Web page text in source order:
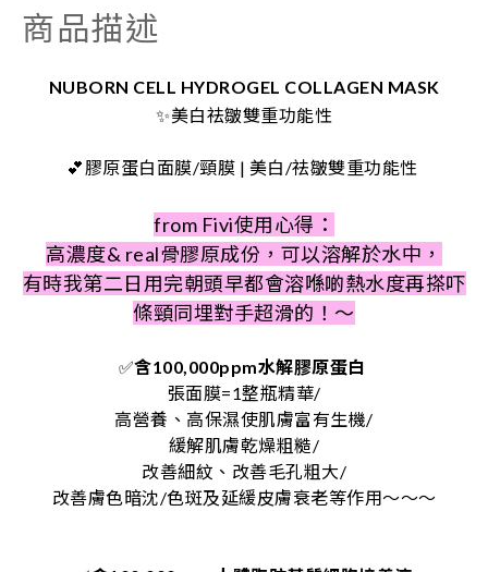
商品描述
NUBORN CELL HYDROGEL COLLAGEN MASK
✨美白祛皺雙重功能性
💕膠原蛋白面膜/頸膜 | 美白/祛皺雙重功能性
from Fivi使用心得：
高濃度& real骨膠原成份，可以溶解於水中，
有時我第二日用完朝頭早都會溶喺啲熱水度再搽吓
條頸同埋對手超滑的！～
✅含100,000ppm水解膠原蛋白
張面膜=1整瓶精華/
高營養、高保濕使肌膚富有生機/
緩解肌膚乾燥粗糙/
改善細紋、改善毛孔粗大/
改善膚色暗沈/色斑及延緩皮膚衰老等作用～～～